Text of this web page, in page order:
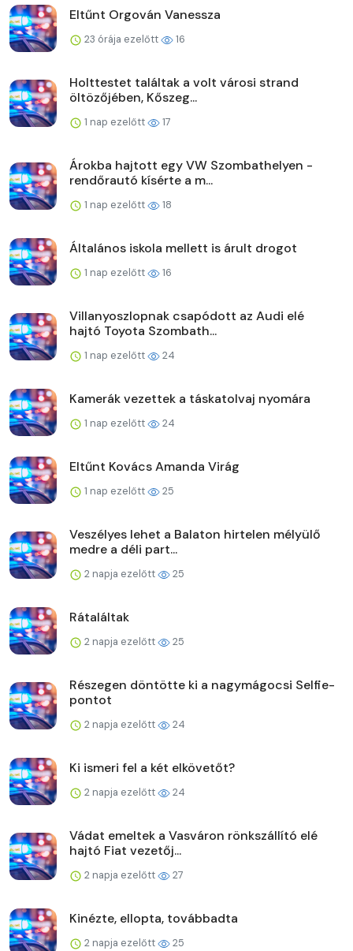
Eltűnt Orgován Vanessza
23 órája ezelőtt 16
Holttestet találtak a volt városi strand
öltözőjében, Kőszeg...
1 nap ezelőtt 17
Árokba hajtott egy VW Szombathelyen -
rendőrautó kísérte a m...
1 nap ezelőtt 18
Általános iskola mellett is árult drogot
1 nap ezelőtt 16
Villanyoszlopnak csapódott az Audi elé
hajtó Toyota Szombath...
1 nap ezelőtt 24
Kamerák vezettek a táskatolvaj nyomára
1 nap ezelőtt 24
Eltűnt Kovács Amanda Virág
1 nap ezelőtt 25
Veszélyes lehet a Balaton hirtelen mélyülő
medre a déli part...
2 napja ezelőtt 25
Rátaláltak
2 napja ezelőtt 25
Részegen döntötte ki a nagymágocsi Selfie-
pontot
2 napja ezelőtt 24
Ki ismeri fel a két elkövetőt?
2 napja ezelőtt 24
Vádat emeltek a Vasváron rönkszállító elé
hajtó Fiat vezetőj...
2 napja ezelőtt 27
Kinézte, ellopta, továbbadta
2 napja ezelőtt 25